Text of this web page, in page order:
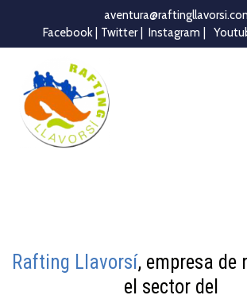
Facebook |
Twitter Instagram
Rafting Llavorsí, empresa de
el sector del